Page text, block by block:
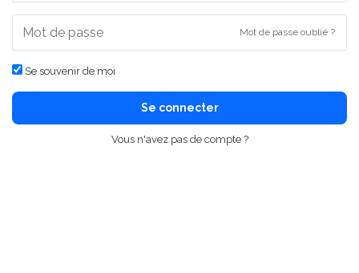
Mot de passe oublié ?
Se souvenir de moi
Se connecter
Vous n'avez pas de compte ?